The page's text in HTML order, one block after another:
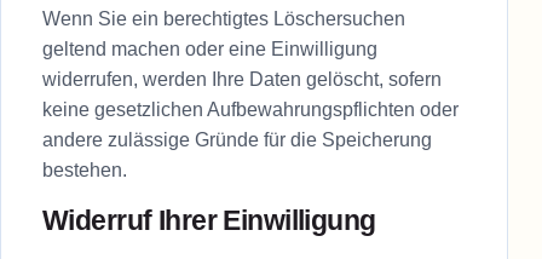
Wenn Sie ein berechtigtes Löschersuchen
geltend machen oder eine Einwilligung
widerrufen, werden Ihre Daten gelöscht, sofern
keine gesetzlichen Aufbewahrungspflichten oder
andere zulässige Gründe für die Speicherung
bestehen.
Widerruf Ihrer Einwilligung